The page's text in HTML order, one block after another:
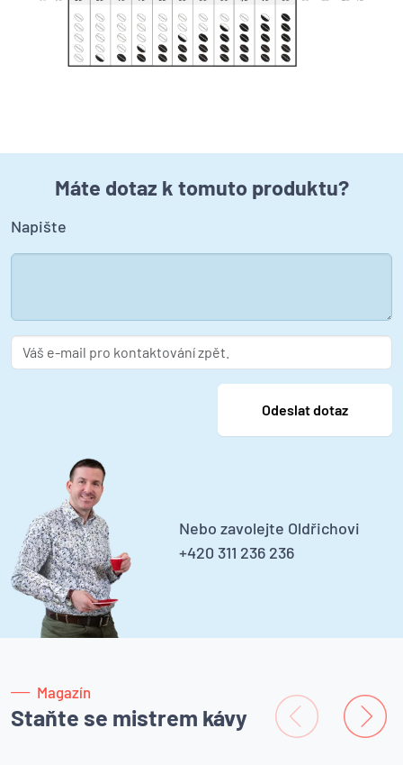
Máte dotaz k tomuto produktu?
Nebo zavolejte Oldřichovi
+420 311 236 236
Napište
Magazín
Staňte se mistrem kávy